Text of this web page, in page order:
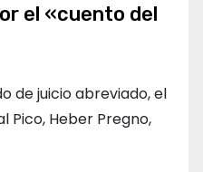
el «cuento del
de juicio abreviado, el
Pico, Heber Pregno,